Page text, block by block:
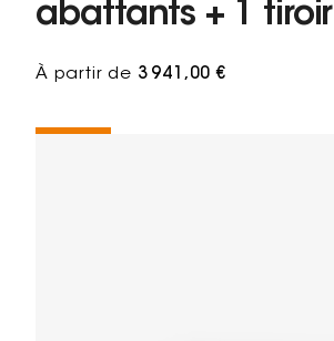
abattants + 1 tiroir
À partir de 3 941,00 €